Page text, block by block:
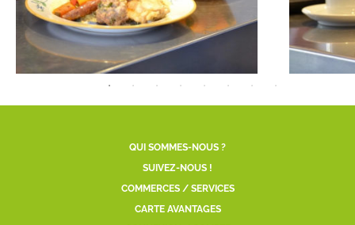
QUI SOMMES-NOUS ?
SUIVEZ-NOUS !
COMMERCES / SERVICES
CARTE AVANTAGES